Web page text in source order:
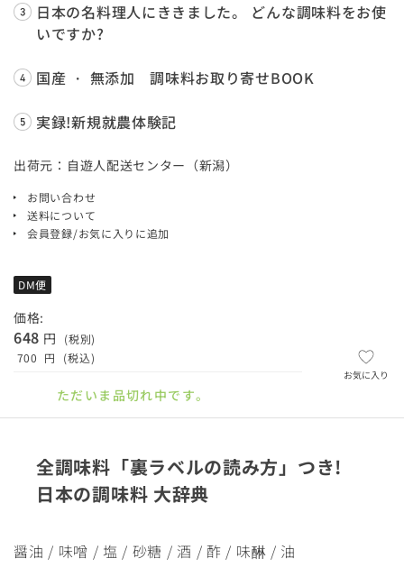
日本の名料理人にききました。 どんな調味料をお使
いですか?
国産 ・ 無添加 調味料お取り寄せBOOK
実録!新規就農体験記
出荷元：自遊人配送センター（新潟）
お問い合わせ
送料について
会員登録/お気に入りに追加
DM便
価格:
648 円
(税別)
700 円 (税込)
ただいま品切れ中です。
お気に入り
全調味料「裏ラベルの読み方」つき!
日本の調味料 大辞典
醤油 / 味噌 / 塩 / 砂糖 / 酒 / 酢 / 味醂 / 油